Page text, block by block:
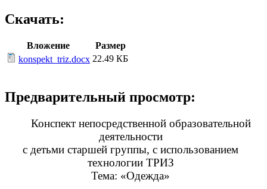
Скачать:
Вложение
Размер
konspekt_triz.docx 22.49 КБ
Предварительный просмотр:
Конспект непосредственной образовательной
деятельности
с детьми старшей группы, с использованием
технологии ТРИЗ
Тема: «Одежда»